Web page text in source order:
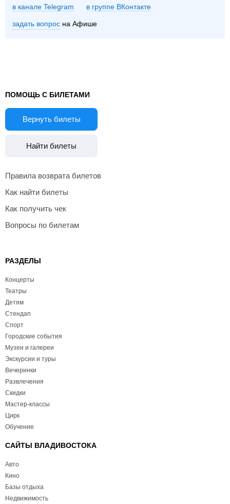
в канале Telegram группе ВКонтакте
задать вопрос на Афише
ПОМОЩЬ С БИЛЕТАМИ
Вернуть билеты
Найти билеты
Правила возврата билетов
Как найти билеты
Как получить чек
Вопросы по билетам
РАЗДЕЛЫ
Концерты
Театры
Детям
Стендап
Спорт
Городские события
Музеи и галереи
Экскурсии и туры
Вечеринки
Развлечения
Скидки
Мастер-классы
Цирк
Обучение
САЙТЫ ВЛАДИВОСТОКА
Авто
Кино
Базы отдыха
Недвижимость